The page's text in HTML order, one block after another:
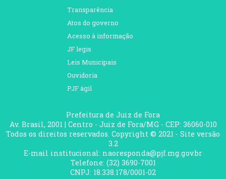
Transparência
Atos do governo
Acesso à informação
JF legis
Leis Municipais
Ouvidoria
PJF ágil
Prefeitura de Juiz de Fora
Av. Brasil, 2001 | Centro - Juiz de Fora/MG - CEP: 36060-010
Todos os direitos reservados. Copyright © 2021 - Site versão
3.2
E-mail institucional: naoresponda@pjf.mg.gov.br
Telefone: (32) 3690-7001
CNPJ: 18.338.178/0001-02